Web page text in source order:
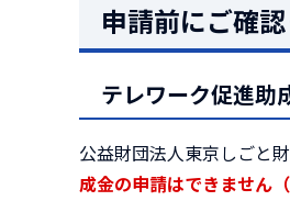
申請前にご確
テレワーク促進助
公益財団法人東京しごと
成金の申請はできません